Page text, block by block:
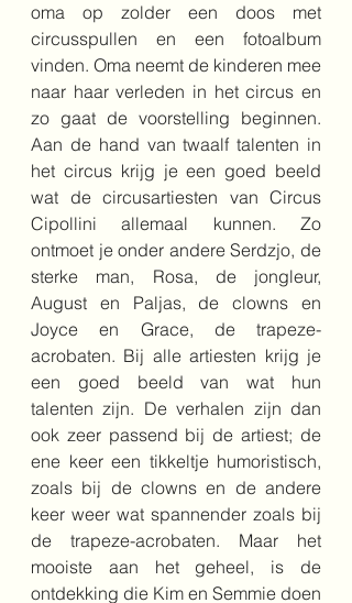
oma op zolder een doos met
circusspullen en een fotoalbum
vinden. Oma neemt de kinderen mee
naar haar verleden in het circus en
zo gaat de voorstelling beginnen.
Aan de hand van twaalf talenten in
het circus krijg je een goed beeld
wat de circusartiesten van Circus
Cipollini allemaal kunnen. Zo
ontmoet je onder andere Serdzjo, de
sterke man, Rosa, de jongleur,
August en Paljas, de clowns en
Joyce en Grace, de trapeze-
acrobaten. Bij alle artiesten krijg je
een goed beeld van wat hun
talenten zijn. De verhalen zijn dan
ook zeer passend bij de artiest; de
ene keer een tikkeltje humoristisch,
zoals bij de clowns en de andere
keer weer wat spannender zoals bij
de trapeze-acrobaten. Maar het
mooiste aan het geheel, is de
ontdekking die Kim en Semmie doen